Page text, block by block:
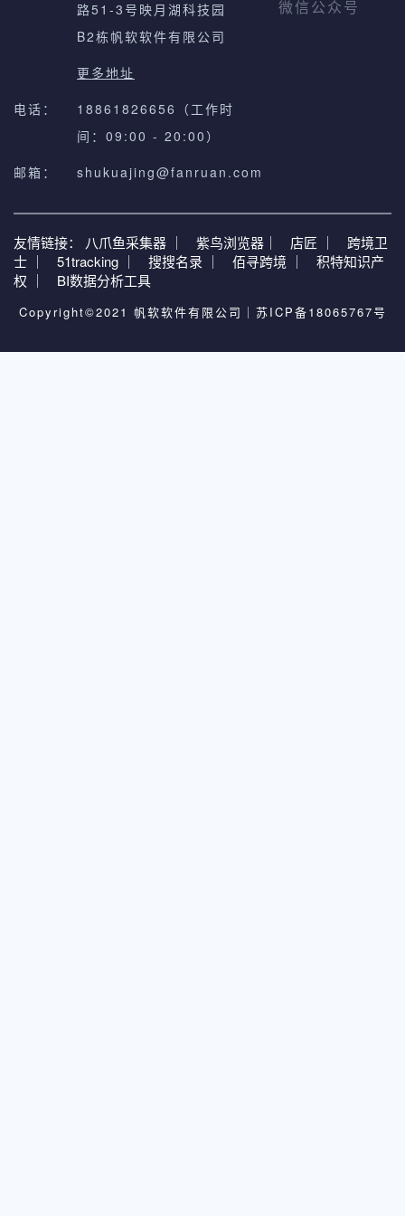
路51-3号映月湖科技园
B2栋帆软软件有限公司
更多地址
电话：
18861826656（工作时
间：09:00 - 20:00）
邮箱：
shukuajing@fanruan.com
微信公众号
友情链接： 八爪鱼采集器 ｜ 紫鸟浏览器｜ 店匠 ｜
跨境卫
士 ｜
51tracking ｜ 搜搜名录 ｜ 佰寻跨境 ｜
积特知识产
权 ｜
BI数据分析工具
Copyright©2021 帆软软件有限公司｜ 苏ICP备18065767号